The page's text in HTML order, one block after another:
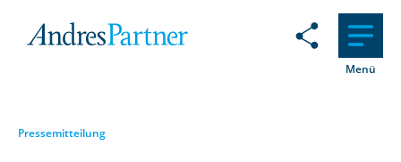
Menü
Pressemitteilung